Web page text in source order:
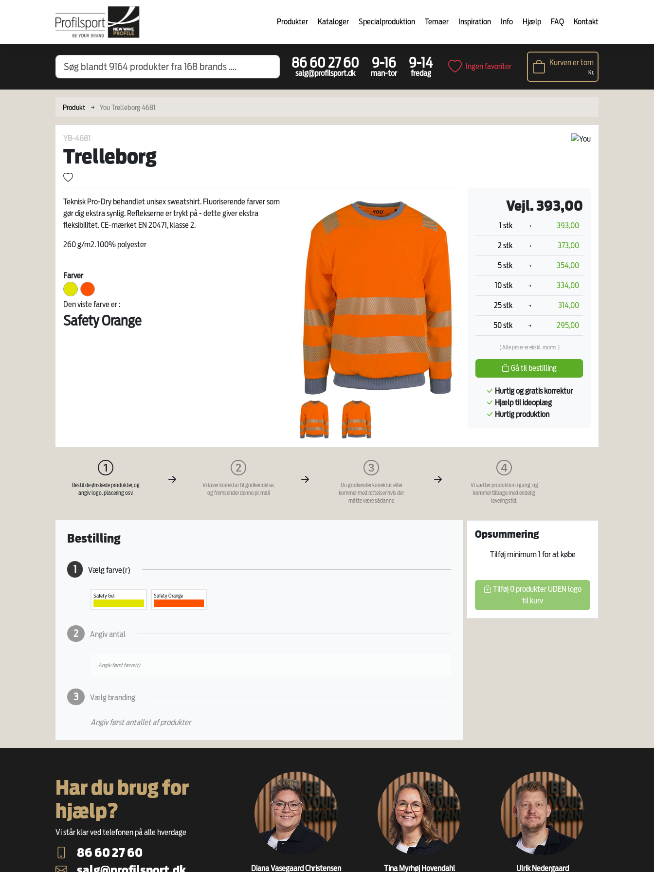
Produkter Kataloger Specialproduktion Temaer Inspiration Info Hjælp FAQ Kontakt
86 60 27 60
salg@profilsport.dk
9-16
man-tor
9-14
fredag
Ingen favoriter Kurven er tom
Kr.
Produkt You Trelleborg 4681
YB-4681
Trelleborg
Teknisk Pro-Dry behandlet unisex sweatshirt. Fluoriserende farver som
gør dig ekstra synlig. Reflekserne er trykt på - dette giver ekstra
fleksibilitet. CE-mærket EN 20471, klasse 2.
260 g/m2. 100% polyester
Farver
Den viste farve er :
Safety Orange
Vejl. 393,00
1 stk 393,00
2 stk 373,00
5 stk 354,00
10 stk 334,00
25 stk 314,00
50 stk 295,00
( Alle priser er ekskl. moms )
Gå til bestilling
Hurtig og gratis korrektur
Hjælp til ideoplæg
Hurtig produktion
Bestil de ønskede produkter, og
angiv logo, placering osv.
Vi laver korrektur til godkendelse,
og fremsender denne pr. mail
Du godkender korrektur, eller
kommer med rettelser hvis der
måtte være sådanne
Vi sætter produktion i gang, og
kommer tilbage med endelig
leveringstid.
Bestilling
1 Vælg farve(r)
Safety Gul Safety Orange
2 Angiv antal
Angiv først farve(r)
3 Vælg branding
Angiv først antallet af produkter
Opsummering
Tilføj minimum1 for at købe
Tilføj 0 produkter UDEN logo
til kurv
Har du brug for
hjælp?
Vi står klar ved telefonen på alle hverdage
86 60 27 60
Diana Vasegaard Christensen Tina Myrhøj Hovendahl Ulrik Nedergaard